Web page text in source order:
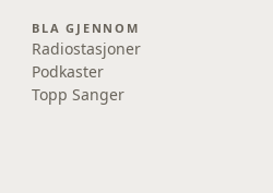
BLA GJENNOM
Radiostasjoner
Podkaster
Topp Sanger